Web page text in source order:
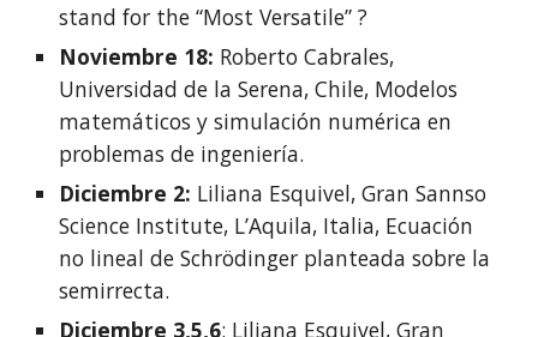
stand for the “Most Versatile” ?
Noviembre 18: Roberto Cabrales,
Universidad de la Serena, Chile, Modelos
matemáticos y simulación numérica en
problemas de ingeniería.
Diciembre 2: Liliana Esquivel, Gran Sannso
Science Institute, L’Aquila, Italia, Ecuación
no lineal de Schrödinger planteada sobre la
semirrecta.
Diciembre 3,5,6: Liliana Esquivel, Gran